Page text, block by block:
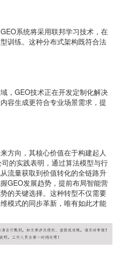
系统将采用联邦学习技术，在
训练。这种分布式架构既符合法
，GEO技术正在开发定制化解决
容生成更符合专业场景需求，提
方向，其核心价值在于构建起人
的实践表明，通过算法模型与行
流量获取到价值转化的全链路升
GEO发展趋势，提前布局智能营
的关键选择。这种转型不仅需要
模式的同步革新，唯有如此才能